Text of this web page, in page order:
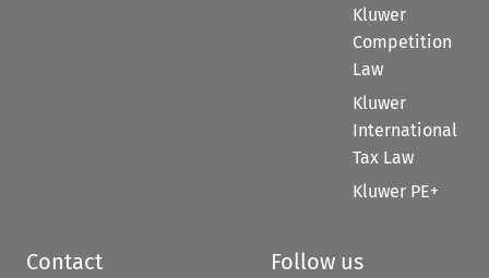
Kluwer
Competition
Law
Kluwer
International
Tax Law
Kluwer PE+
Contact Follow us